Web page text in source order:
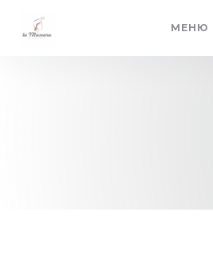
МЕНЮ